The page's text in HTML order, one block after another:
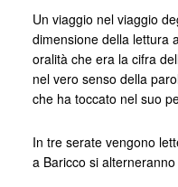
Un viaggio nel viaggio
dimensione della lettura
oralità che era la cifra
nel vero senso della
che ha toccato nel suo
In tre serate vengono
a Baricco si